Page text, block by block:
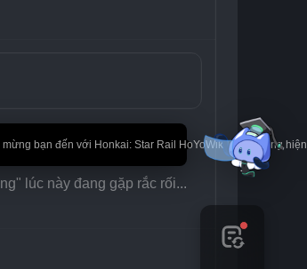
mừng bạn đến với Honkai: Star Rail HoYoWiki! * Nội dung
chẽ với doanh nghiệp Phố
lúc này đang gặp rắc rối...